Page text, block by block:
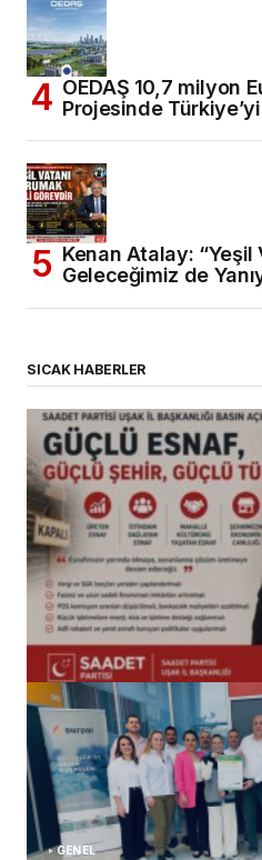
OEDAŞ 10,7 milyon
Projesinde
Kenan Atalay: “Yeşil
Geleceğimiz de
SICAK HABERLER
(başlıksız)
Alaattin Karahan tarafından 14/07/
GENEL